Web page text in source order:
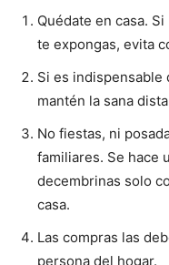
Quédate en casa.
te expongas, evita
Si es indispensable
mantén la sana
No fiestas, ni
familiares. Se hace
decembrinas solo
casa.
Las compras las
persona del hogar.